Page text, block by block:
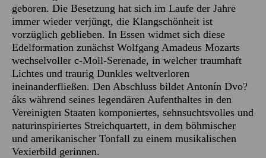
geboren. Die Besetzung hat sich im Laufe der Jahre
immer wieder verjüngt, die Klangschönheit ist
vorzüglich geblieben. In Essen widmet sich diese
Edelformation zunächst Wolfgang Amadeus Mozarts
wechselvoller c-Moll-Serenade, in welcher traumhaft
Lichtes und traurig Dunkles weltverloren
ineinanderfließen. Den Abschluss bildet Antonín Dvo?
áks während seines legendären Aufenthaltes in den
Vereinigten Staaten komponiertes, sehnsuchtsvolles und
naturinspiriertes Streichquartett, in dem böhmischer
und amerikanischer Tonfall zu einem musikalischen
Vexierbild gerinnen.